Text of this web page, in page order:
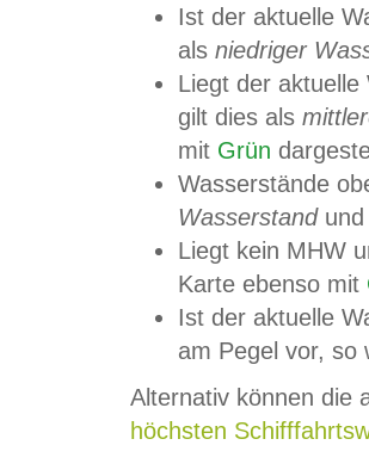
Ist der aktuelle
als niedriger
Liegt der
gilt dies als
mit Grün
Wasserstände
Wasserstandund
Liegt kein MHW
Karte ebenso mit
Ist der aktuelle
am Pegel vor,
Alternativ können die
höchsten